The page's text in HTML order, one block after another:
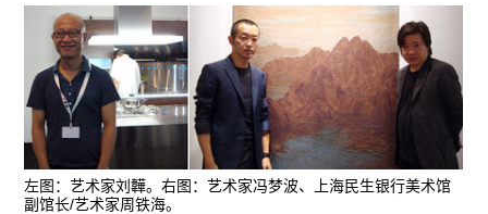
左图：艺术家刘韡。右图：艺术家冯梦波、上海民生银行美术馆
副馆长/艺术家周铁海。